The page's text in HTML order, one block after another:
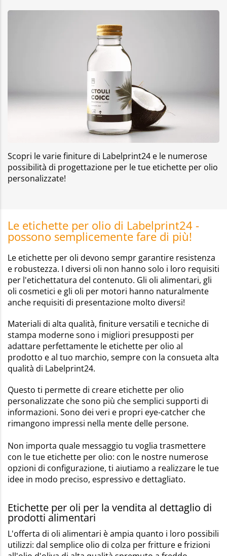
Scopri le varie finiture di Labelprint24 e le numerose
possibilità di progettazione per le tue etichette per olio
personalizzate!
Le etichette per olio di Labelprint24 -
possono semplicemente fare di più!
Le etichette per oli devono sempr garantire resistenza
e robustezza. I diversi oli non hanno solo i loro requisiti
per l'etichettatura del contenuto. Gli oli alimentari, gli
oli cosmetici e gli oli per motori hanno naturalmente
anche requisiti di presentazione molto diversi!
Materiali di alta qualità, finiture versatili e tecniche di
stampa moderne sono i migliori presupposti per
adattare perfettamente le etichette per olio al
prodotto e al tuo marchio, sempre con la consueta alta
qualità di Labelprint24.
Questo ti permette di creare etichette per olio
personalizzate che sono più che semplici supporti di
informazioni. Sono dei veri e propri eye-catcher che
rimangono impressi nella mente delle persone.
Non importa quale messaggio tu voglia trasmettere
con le tue etichette per olio: con le nostre numerose
opzioni di configurazione, ti aiutiamo a realizzare le tue
idee in modo preciso, espressivo e dettagliato.
Etichette per oli per la vendita al dettaglio di
prodotti alimentari
L'offerta di oli alimentari è ampia quanto i loro possibili
utilizzi: dal semplice olio di colza per fritture e frizioni